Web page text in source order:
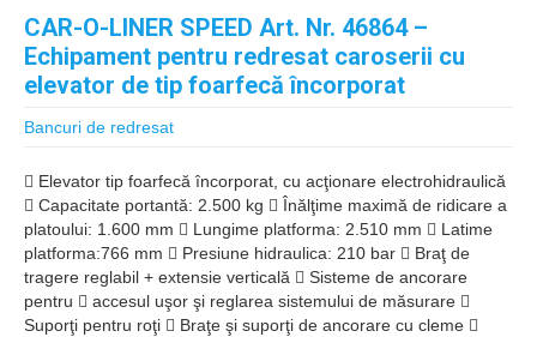
CAR-O-LINER SPEED Art. Nr. 46864 –
Echipament pentru redresat caroserii cu
elevator de tip foarfecă încorporat
Bancuri de redresat
 Elevator tip foarfecă încorporat, cu acţionare electrohidraulică
 Capacitate portantă: 2.500 kg  Înălţime maximă de ridicare a
platoului: 1.600 mm  Lungime platforma: 2.510 mm  Latime
platforma:766 mm  Presiune hidraulica: 210 bar  Braţ de
tragere reglabil + extensie verticală  Sisteme de ancorare
pentru  accesul uşor şi reglarea sistemului de măsurare 
Suporţi pentru roţi  Braţe şi suporţi de ancorare cu cleme 